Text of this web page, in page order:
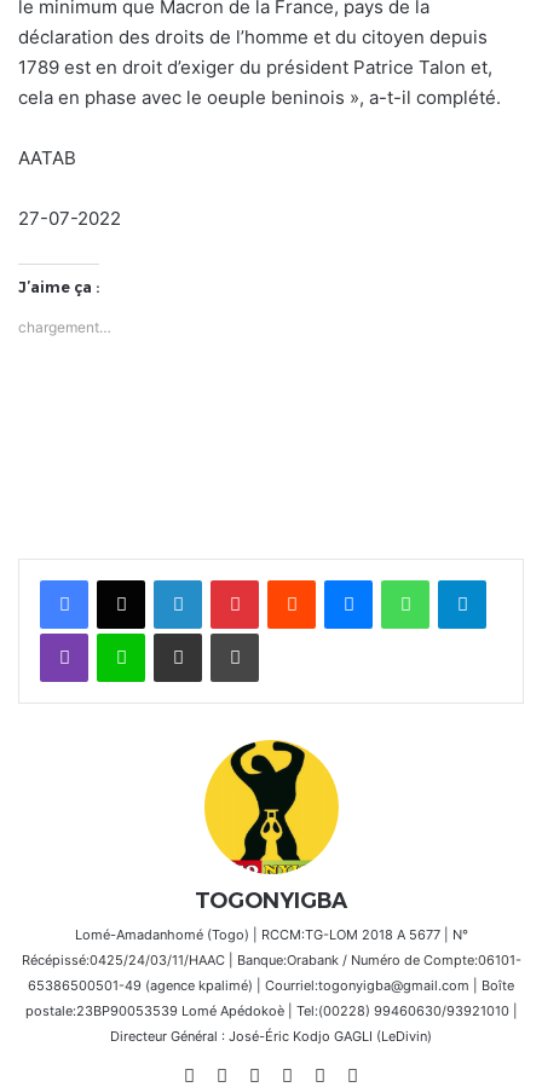
le minimum que Macron de la France, pays de la
déclaration des droits de l’homme et du citoyen depuis
1789 est en droit d’exiger du président Patrice Talon et,
cela en phase avec le oeuple beninois », a-t-il complété.
AATAB
27-07-2022
J’aime ça :
chargement…
FacebookX Linkedin PinterestReddit MessengerWhatsAppTelegram
Viber Ligne Partager par email Imprimer
TOGONYIGBA
Lomé-Amadanhomé (Togo) | RCCM:TG-LOM 2018 A 5677 | N°
Récépissé:0425/24/03/11/HAAC | Banque:Orabank / Numéro de Compte:06101-
65386500501-49 (agence kpalimé) | Courriel:togonyigba@gmail.com | Boîte
postale:23BP90053539 Lomé Apédokoè | Tel:(00228) 99460630/93921010 |
Directeur Général : José-Éric Kodjo GAGLI (LeDivin)
WebsiteFacebook
X LinkedinInstagram